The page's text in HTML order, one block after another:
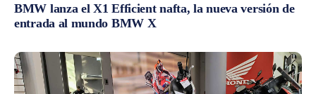
BMW lanza el X1 Efficient nafta, la nueva versión de
entrada al mundo BMW X